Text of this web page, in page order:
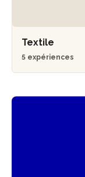
Textile
5 expériences